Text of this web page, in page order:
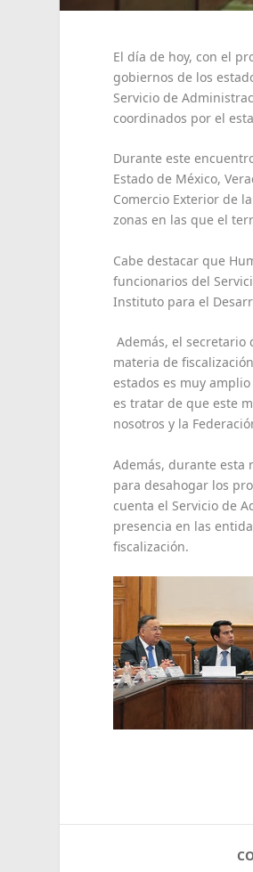
El día de hoy, con el
gobiernos de los
Servicio de
coordinados por el
Durante este
Estado de México,
Comercio Exterior de
zonas en las que el
Cabe destacar que
funcionarios del
Instituto para el
Además, el secretario
materia de
estados es muy
es tratar de que este
nosotros y la
Además, durante esta
para desahogar los
cuenta el Servicio de
presencia en las
fiscalización.